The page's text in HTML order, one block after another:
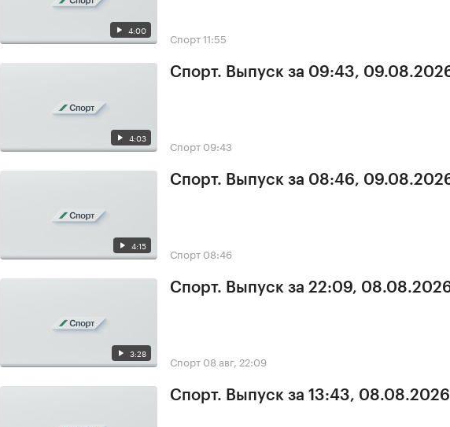
4:00 Спорт11:55
4:03
Спорт. Выпуск за 09:43,
Спорт 09:43
4:15
Спорт. Выпуск за 08:46,
Спорт 08:46
3:28
Спорт. Выпуск за 22:09,
Спорт 08 авг, 22:09
Спорт. Выпуск за 13:43, 08.08.2026